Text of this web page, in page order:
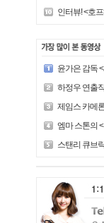
인터뷰! <호
윤가은 감독
하정우 연출
제임스 카메
엠마 스톤의
스탠리 큐브